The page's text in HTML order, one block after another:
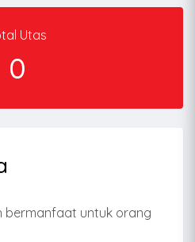
Utas
0
bermanfaat untuk orang